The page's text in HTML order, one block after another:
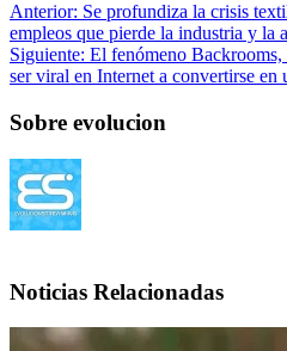
Anterior: Se profundiza la crisis
empleos que pierde la industria y la
Siguiente: El fenómeno
ser viral en Internet a convertirse en
Sobre evolucion
Noticias Relacionadas